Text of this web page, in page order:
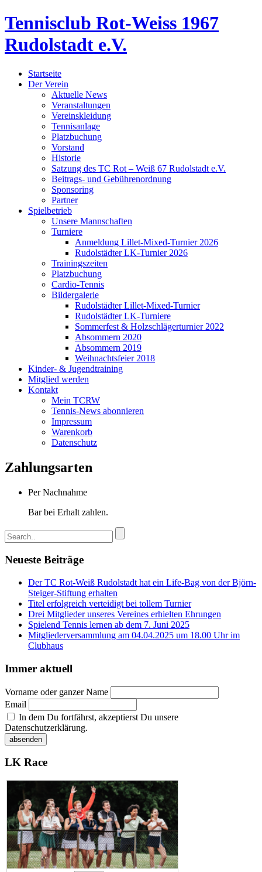
Tennisclub Rot-Weiss 1967
Rudolstadt e.V.
Startseite
Der Verein
Aktuelle News
Veranstaltungen
Vereinskleidung
Tennisanlage
Platzbuchung
Vorstand
Historie
Satzung des TC Rot – Weiß 67 Rudolstadt e.V.
Beitrags- und Gebührenordnung
Sponsoring
Partner
Spielbetrieb
Unsere Mannschaften
Turniere
Anmeldung Lillet-Mixed-Turnier 2026
Rudolstädter LK-Turnier 2026
Trainingszeiten
Platzbuchung
Cardio-Tennis
Bildergalerie
Rudolstädter Lillet-Mixed-Turnier
Rudolstädter LK-Turniere
Sommerfest & Holzschlägerturnier 2022
Absommern 2020
Absommern 2019
Weihnachtsfeier 2018
Kinder- & Jugendtraining
Mitglied werden
Kontakt
Mein TCRW
Tennis-News abonnieren
Impressum
Warenkorb
Datenschutz
Zahlungsarten
Per Nachnahme
Bar bei Erhalt zahlen.
Neueste Beiträge
Der TC Rot-Weiß Rudolstadt hat ein Life-Bag von der Björn-
Steiger-Stiftung erhalten
Titel erfolgreich verteidigt bei tollem Turnier
Drei Mitglieder unseres Vereines erhielten Ehrungen
Spielend Tennis lernen ab dem 7. Juni 2025
Mitgliederversammlung am 04.04.2025 um 18.00 Uhr im
Clubhaus
Immer aktuell
Vorname oder ganzer Name
Email
In dem Du fortfährst, akzeptierst Du unsere
Datenschutzerklärung.
LK Race